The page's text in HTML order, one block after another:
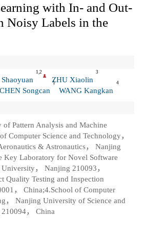
with In- and Out-
Noisy Labels in the
1,2
ZHU Xiaolin
3
CHEN Songcan
1
WANG Kangkan
4
Pattern Analysis and Machine
Computer Science and Technology，
& Astronautics， Nanjing
Key Laboratory for Novel Software
， Nanjing 210093，
Quality Testing and Inspection
， China;4.School of Computer
， Nanjing University of Science and
， China